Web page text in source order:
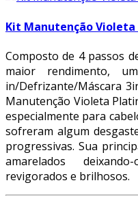
Kit Manutenção
Composto de 4 passos
maior rendimento,
in/Defrizante/Máscara
Manutenção Violeta
especialmente para
sofreram algum
progressivas. Sua
amarelados
revigorados e brilhosos.